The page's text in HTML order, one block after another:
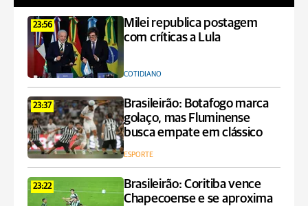
23:56
Milei republica postagem
com críticas a Lula
COTIDIANO
23:37
Brasileirão: Botafogo marca
golaço, mas Fluminense
busca empate em clássico
ESPORTE
23:22
Brasileirão: Coritiba vence
Chapecoense e se aproxima